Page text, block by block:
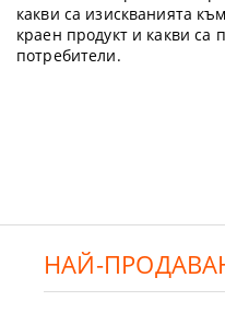
какви са изискванията
краен продукт и какви са
потребители.
НАЙ-